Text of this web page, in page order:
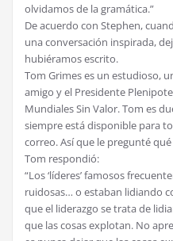
olvidamos de la gramática.”
De acuerdo con Stephen,
una conversación inspirada,
hubiéramos escrito.
Tom Grimes es un estudioso,
amigo y el Presidente
Mundiales Sin Valor. Tom es
siempre está disponible para
correo. Así que le pregunté
Tom respondió:
“Los ‘líderes’ famosos
ruidosas… o estaban lidiando
que el liderazgo se trata de
que las cosas explotan. No